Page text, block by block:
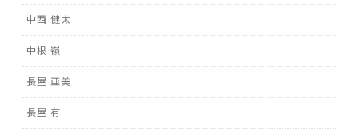
中西 健太
中根 嶺
長屋 亜美
長屋 有